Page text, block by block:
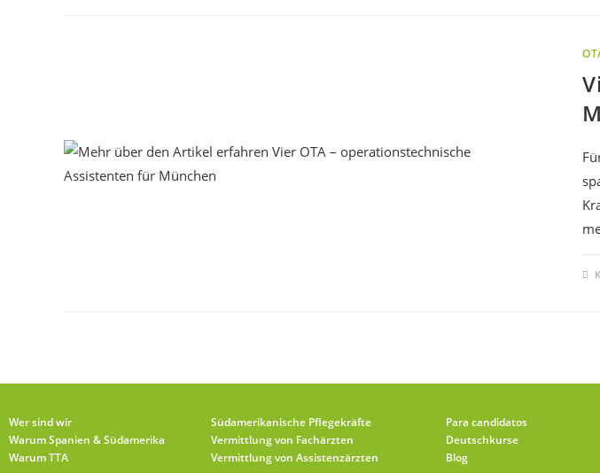
Wer sind wir
Warum Spanien & Südamerika
Warum TTA
Südamerikanische Pflegekräfte
Vermittlung von Fachärzten
Vermittlung von Assistenzärzten
Para candidatos
Deutschkurse
Blog